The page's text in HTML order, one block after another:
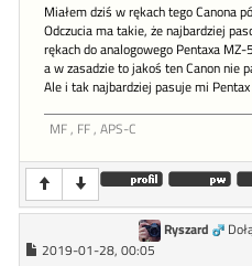
Miałem dziś w rękach tego Canona
Odczucia ma takie, że najbardziej
rękach do analogowego Pentaxa
a w zasadzie to jakoś ten Canon nie
Ale i tak najbardziej pasuje mi Pentax
MF , FF , APS-C
Ryszard
2019-01-28, 00:05